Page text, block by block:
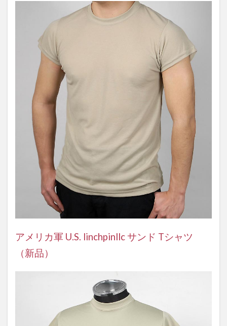
アメリカ軍 U.S. linchpinllc サンド Tシャツ
（新品）